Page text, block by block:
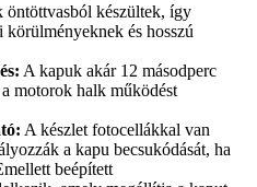
öntöttvasból készültek, így
és hosszú
A kapuk akár 12 másodperc
motorok halk működést
A készlet fotocellákkal van
a kapu becsukódását, ha
beépített